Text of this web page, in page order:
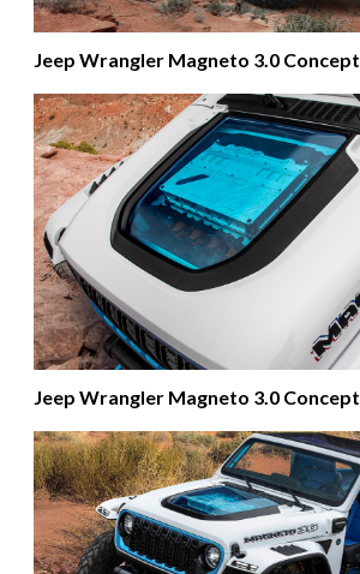
Jeep Wrangler Magneto 3.0 Concept
Jeep Wrangler Magneto 3.0 Concept